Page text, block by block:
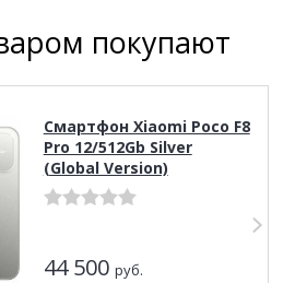
покупают
Смартфон Xiaomi Poco F8
Pro 12/512Gb Silver
(Global Version)
44 500 руб.